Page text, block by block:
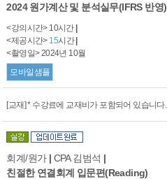
2024 원가계산 및 분석실무(IFRS 반영)
<강의시간> 10시간
<제공시간> 15시간
<촬영일> 2024년 10월
모바일샘플
[교재] * 수강료에 교재비가 포함되어 있습니다.
회계/원가 | CPA 김범석 |
친절한 연결회계 입문편(Reading)